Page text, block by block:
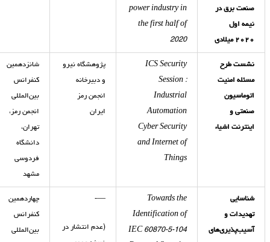
صنعت برق در
نیمه اول
۲۰۲۰ میلادی
power industry in
the first half of
2020
نشست طرح
مسئله امنیت
اتوماسیون
صنعتی و
اینترنت اشیاء
ICS Security
Session :
Industrial
Automation
Cyber Security
and Internet of
Things
پژوهشگاه نیرو
و دبیرخانه
انجمن رمز
ایران
شانزدهمین
کنفرانس
بین‌المللی
انجمن رمز،
تهران،
دانشگاه
فردوسی
مشهد
شناسایی
تهدیدات و
آسیب‌پذیری‌های
Towards the
Identification of
IEC 60870-5-104
—-
(عدم انتشار در
چهاردهمین
کنفرانس
بین‌المللی